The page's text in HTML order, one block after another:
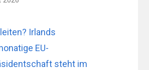
Irlands
EU-
steht im